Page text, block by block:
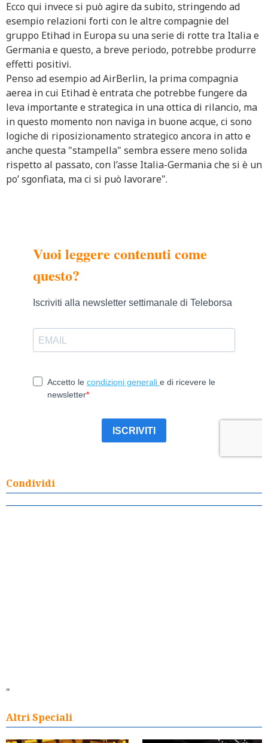
Ecco qui invece si può agire da subito, stringendo ad
esempio relazioni forti con le altre compagnie del
gruppo Etihad in Europa su una serie di rotte tra Italia e
Germania e questo, a breve periodo, potrebbe produrre
effetti positivi.
Penso ad esempio ad AirBerlin, la prima compagnia
aerea in cui Etihad è entrata che potrebbe fungere da
leva importante e strategica in una ottica di rilancio, ma
in questo momento non naviga in buone acque, ci sono
logiche di riposizionamento strategico ancora in atto e
anche questa "stampella" sembra essere meno solida
rispetto al passato, con l’asse Italia-Germania che si è un
po’ sgonfiata, ma ci si può lavorare".
Condividi
"
Altri Speciali